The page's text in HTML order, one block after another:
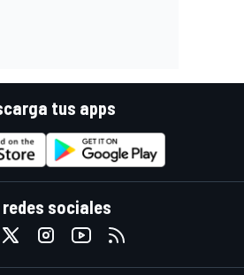
tus apps
redes sociales